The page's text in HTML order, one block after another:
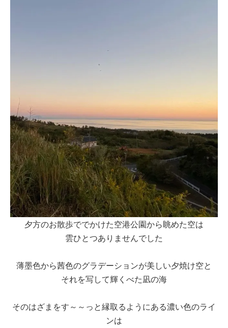
夕方のお散歩ででかけた空港公園から眺めた空は
雲ひとつありませんでした
薄墨色から茜色のグラデーションが美しい夕焼け空と
それを写して輝くべた凪の海
そのはざまをす～～っと縁取るようにある濃い色のライ
ンは